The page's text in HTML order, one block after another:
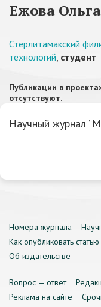
Ежова
Стерлитамакский
технологий, студент
Публикации в
отсутствуют.
Научный журнал
Номера журнала
Как опубликовать статью
Об издательстве
Вопрос — ответ
Реклама на сайте